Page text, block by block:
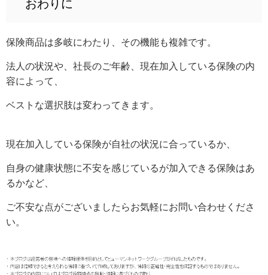
おわりに
保険商品は多岐にわたり、その機能も複雑です。
法人の状況や、社長のご年齢、現在加入している保険の内
容によって、
ベストな選択肢は変わってきます。
現在加入している保険が自社の状況に合っているか、
自身の健康状態に不安を感じているが加入できる保険はあ
るかなど、
ご不安な点がございましたらお気軽にお問い合わせくださ
い。